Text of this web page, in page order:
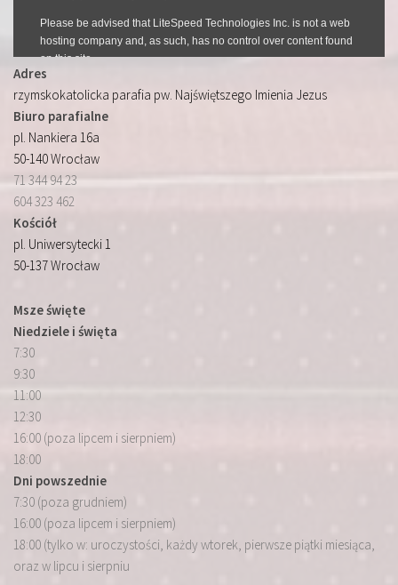
Adres
rzymskokatolicka parafia pw. Najświętszego Imienia Jezus
Biuro parafialne
pl. Nankiera 16a
50-140 Wrocław
71 344 94 23
604 323 462
Kościół
pl. Uniwersytecki 1
50-137 Wrocław
Msze święte
Niedziele i święta
7:30
9:30
11:00
12:30
16:00 (poza lipcem i sierpniem)
18:00
Dni powszednie
7:30 (poza grudniem)
16:00 (poza lipcem i sierpniem)
18:00 (tylko w: uroczystości, każdy wtorek, pierwsze piątki miesiąca,
oraz w lipcu i sierpniu